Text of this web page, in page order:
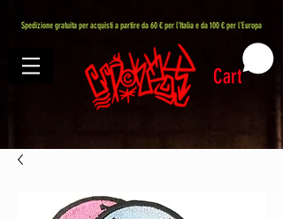
Spedizione gratuita per acquisti a partire da 60 € per l'Italia e da 100 € per l'Europa
Cart